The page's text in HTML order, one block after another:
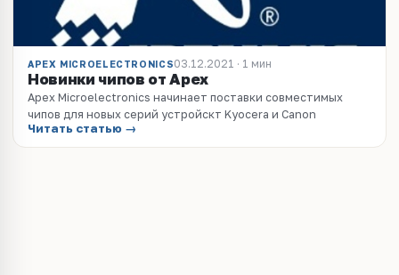
APEX MICROELECTRONICS03.12.2021 · 1 мин
Новинки чипов от Apex
Apex Microelectronics начинает поставки совместимых
чипов для новых серий устройскт Kyocera и Canon
Читать статью →